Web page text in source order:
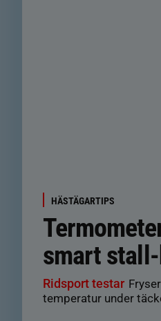
HÄSTÄGARTIPS
smart
Ridsport testar
temperatur under